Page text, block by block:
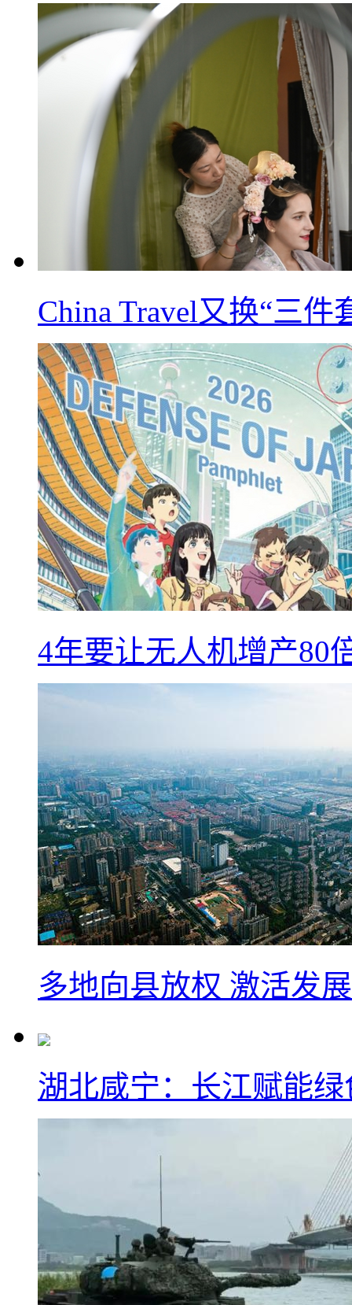
China Travel又换“三
4年要让无人机增产80
多地向县放权 激活发
湖北咸宁：长江赋能